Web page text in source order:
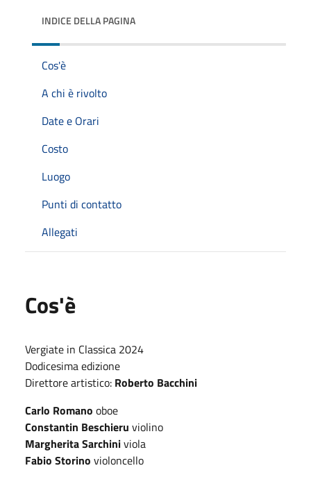
INDICE DELLA PAGINA
Cos'è
A chi è rivolto
Date e Orari
Costo
Luogo
Punti di contatto
Allegati
Cos'è
Vergiate in Classica 2024
Dodicesima edizione
Direttore artistico: Roberto Bacchini
Carlo Romano oboe
Constantin Beschieru violino
Margherita Sarchiniviola
Fabio Storino violoncello